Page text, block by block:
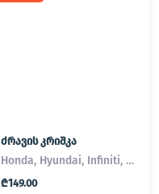
ძრავის კრიშკა
Honda, Hyundai, Infiniti, Kia, Lexus, Mazda, Mitsubishi, Nissan, Subaru, Suzuki, Toyota
₾149.00